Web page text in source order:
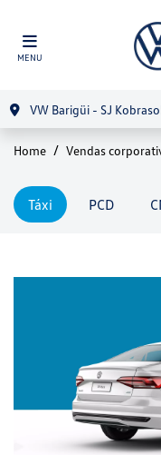
MENU
VW Barigüi - SJ
Home Vendas
PCD
Táxi